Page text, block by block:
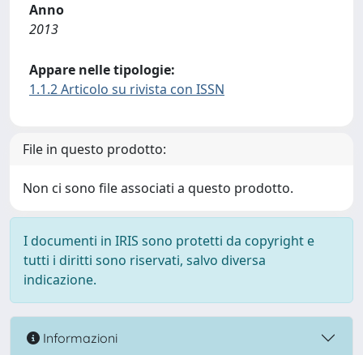
Anno
2013
Appare nelle tipologie:
1.1.2 Articolo su rivista con ISSN
File in questo prodotto:
Non ci sono file associati a questo prodotto.
I documenti in IRIS sono protetti da copyright e
tutti i diritti sono riservati, salvo diversa
indicazione.
Informazioni